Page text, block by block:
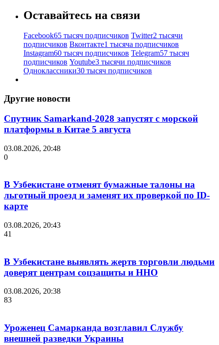
Оставайтесь на связи
Facebook65 тысяч подписчиков Twitter2 тысячи
подписчиков Вконтакте1 тысяча подписчиков
Instagram60 тысяч подписчиков Telegram57 тысяч
подписчиков Youtube3 тысячи подписчиков
Одноклассники30 тысяч подписчиков
Другие новости
Спутник Samarkand-2028 запустят с морской
платформы в Китае 5 августа
03.08.2026, 20:48
0
В Узбекистане отменят бумажные талоны на
льготный проезд и заменят их проверкой по ID-
карте
03.08.2026, 20:43
41
В Узбекистане выявлять жертв торговли людьми
доверят центрам соцзащиты и ННО
03.08.2026, 20:38
83
Уроженец Самарканда возглавил Службу
внешней разведки Украины